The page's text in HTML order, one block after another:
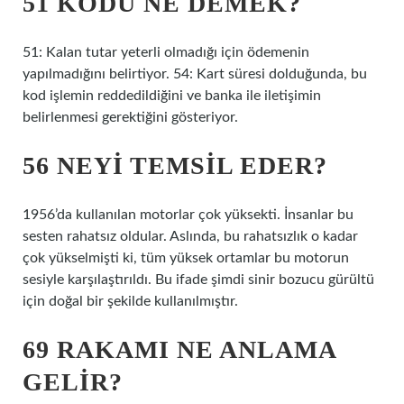
51: Kalan tutar yeterli olmadığı için ödemenin
yapılmadığını belirtiyor. 54: Kart süresi dolduğunda, bu
kod işlemin reddedildiğini ve banka ile iletişimin
belirlenmesi gerektiğini gösteriyor.
56 NEYI TEMSIL EDER?
1956’da kullanılan motorlar çok yüksekti. İnsanlar bu
sesten rahatsız oldular. Aslında, bu rahatsızlık o kadar
çok yükselmişti ki, tüm yüksek ortamlar bu motorun
sesiyle karşılaştırıldı. Bu ifade şimdi sinir bozucu gürültü
için doğal bir şekilde kullanılmıştır.
69 RAKAMI NE ANLAMA
GELIR?